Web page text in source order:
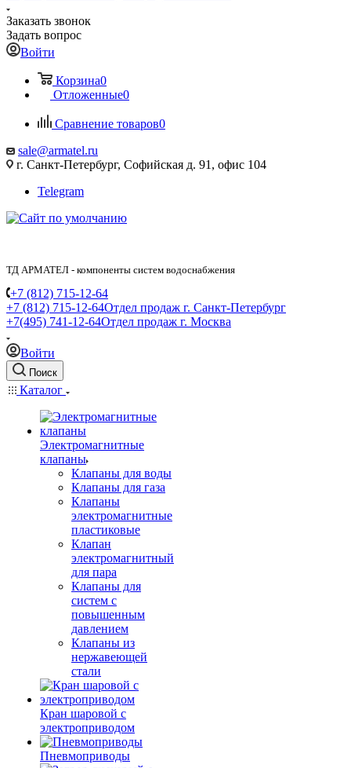
Заказать звонок
Задать вопрос
Войти
Корзина0
Отложенные0
Сравнение товаров0
sale@armatel.ru
г. Санкт-Петербург, Софийская д. 91, офис 104
Telegram
ТД АРМАТЕЛ - компоненты систем водоснабжения
+7 (812) 715-12-64
+7 (812) 715-12-64Отдел продаж г. Санкт-Петербург
+7(495) 741-12-64Отдел продаж г. Москва
Войти
Поиск
Каталог
Электромагнитные
клапаны
Клапаны для воды
Клапаны для газа
Клапаны
электромагнитные
пластиковые
Клапан
электромагнитный
для пара
Клапаны для
систем с
повышенным
давлением
Клапаны из
нержавеющей
стали
Кран шаровой с
электроприводом
Пневмоприводы